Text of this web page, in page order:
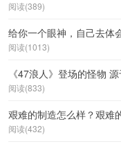
阅读(389)
给你一个眼神，自己去体
阅读(1013)
《47浪人》登场的怪物
阅读(833)
艰难的制造怎么样？艰难
阅读(432)